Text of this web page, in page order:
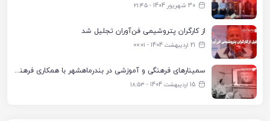
30 شهریور 1404 - ۲۱:۴۵
از کارگران پتروشیمی فن‌آوران تجلیل شد
21 اردیبهشت 1404 - ۰۰:۰۱
سمینارهای فرهنگی و آموزشی در بندرماهشهر با همکاری فرهنگ‌سرای پتروشیمی مارون
15 اردیبهشت 1404 - ۱۸:۵۳